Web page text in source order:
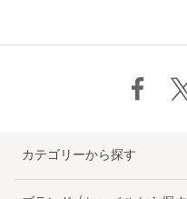
カテゴリーから探す